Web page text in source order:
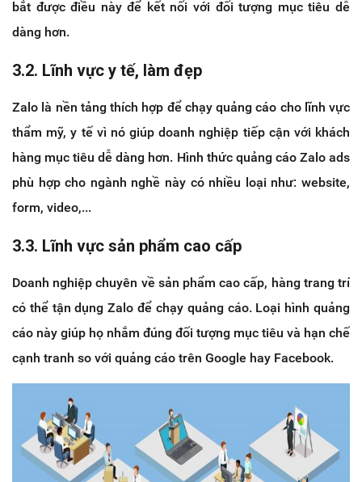
bắt được điều này để kết nối với đối tượng mục tiêu dễ
dàng hơn.
3.2. Lĩnh vực y tế, làm đẹp
Zalo là nền tảng thích hợp để chạy quảng cáo cho lĩnh vực
thẩm mỹ, y tế vì nó giúp doanh nghiệp tiếp cận với khách
hàng mục tiêu dễ dàng hơn. Hình thức quảng cáo Zalo ads
phù hợp cho ngành nghề này có nhiều loại như: website,
form, video,...
3.3. Lĩnh vực sản phẩm cao cấp
Doanh nghiệp chuyên về sản phẩm cao cấp, hàng trang trí
có thể tận dụng Zalo để chạy quảng cáo. Loại hình quảng
cáo này giúp họ nhắm đúng đối tượng mục tiêu và hạn chế
cạnh tranh so với quảng cáo trên Google hay Facebook.